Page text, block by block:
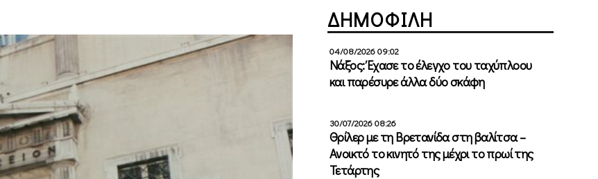
ΔΗΜΟΦΙΛΗ
04/08/2026 09:02
Νάξος: Έχασε το έλεγχο του ταχύπλοου
και παρέσυρε άλλα δύο σκάφη
30/07/2026 08:26
Θρίλερ με τη Βρετανίδα στη βαλίτσα –
Ανοικτό το κινητό της μέχρι το πρωί της
Τετάρτης